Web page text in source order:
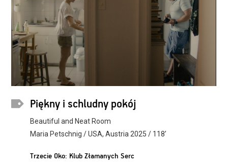
Piękny i schludny pokój
Beautiful and Neat Room
Maria Petschnig / USA, Austria 2025 / 118’
Trzecie Oko: Klub Złamanych Serc